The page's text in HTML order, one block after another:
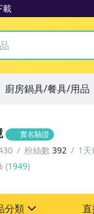
載
實名驗證
粉絲數 392
1天
(1949)
分類
廚房鍋具/餐具/用品